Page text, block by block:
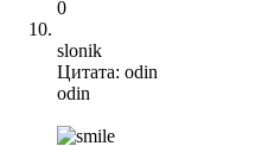
0
slonik
Цитата: odin
odin